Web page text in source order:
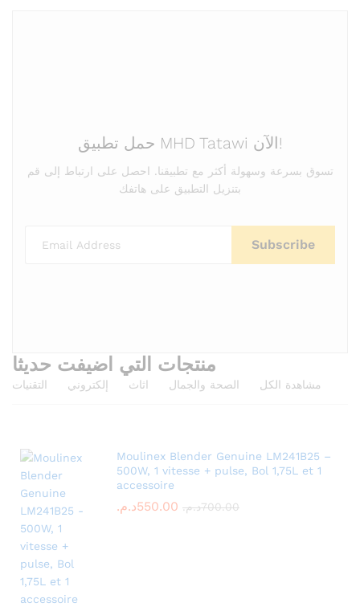
حمل تطبيق MHD Tatawi الآن!
تسوق بسرعة وسهولة أكثر مع تطبيقنا. احصل على ارتباط إلى قم
بتنزيل التطبيق على هاتفك
منتجات التي اضيفت حديثا
التقنيات إلكتروني اثاث الصحة والجمال مشاهدة الكل
Moulinex Blender Genuine LM241B25 –
500W, 1 vitesse + pulse, Bol 1,75L et 1
accessoire
550.00د.م. 700.00د.م.